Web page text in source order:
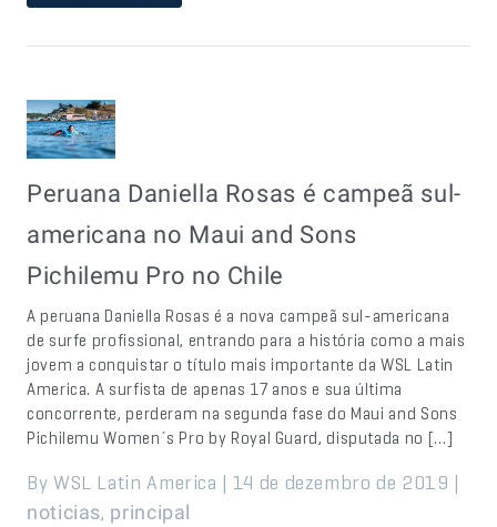
Peruana Daniella Rosas é campeã sul-
americana no Maui and Sons
Pichilemu Pro no Chile
A peruana Daniella Rosas é a nova campeã sul-americana
de surfe profissional, entrando para a história como a mais
jovem a conquistar o título mais importante da WSL Latin
America. A surfista de apenas 17 anos e sua última
concorrente, perderam na segunda fase do Maui and Sons
Pichilemu Women´s Pro by Royal Guard, disputada no […]
By WSL Latin America | 14 de dezembro de 2019 |
noticias, principal